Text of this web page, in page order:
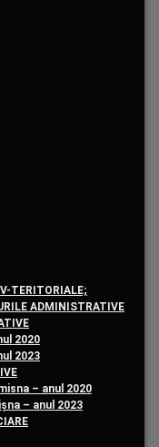
TERITORIALE;
ADMINISTRATIVE
2020
2023
– anul 2020
– anul 2023